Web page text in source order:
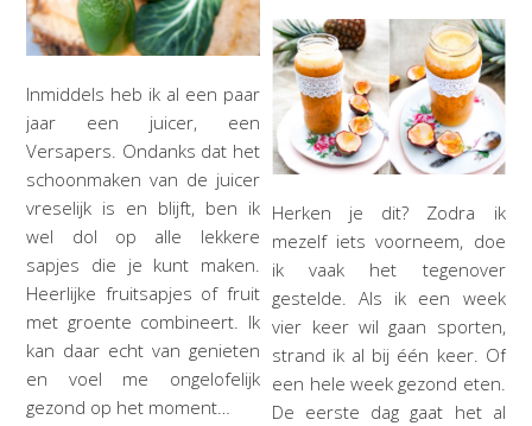
Inmiddels heb ik al een paar
jaar een juicer, een
Versapers. Ondanks dat het
schoonmaken van de juicer
vreselijk is en blijft, ben ik
wel dol op alle lekkere
sapjes die je kunt maken.
Heerlijke fruitsapjes of fruit
met groente combineert. Ik
kan daar echt van genieten
en voel me ongelofelijk
gezond op het moment…
Herken je dit? Zodra ik
mezelf iets voorneem, doe
ik vaak het tegenover
gestelde. Als ik een week
vier keer wil gaan sporten,
strand ik al bij één keer. Of
een hele week gezond eten.
De eerste dag gaat het al